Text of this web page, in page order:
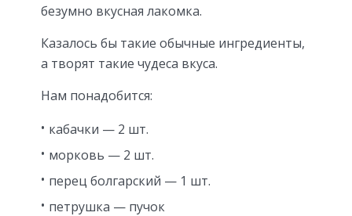
безумно вкусная лакомка.
Казалось бы такие обычные ингредиенты,
а творят такие чудеса вкуса.
Нам понадобится:
кабачки — 2 шт.
морковь — 2 шт.
перец болгарский — 1 шт.
петрушка — пучок